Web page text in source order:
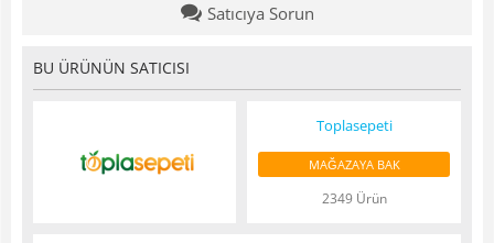
Satıcıya Sorun
BU ÜRÜNÜN SATICISI
Toplasepeti
MAĞAZAYA BAK
2349 Ürün